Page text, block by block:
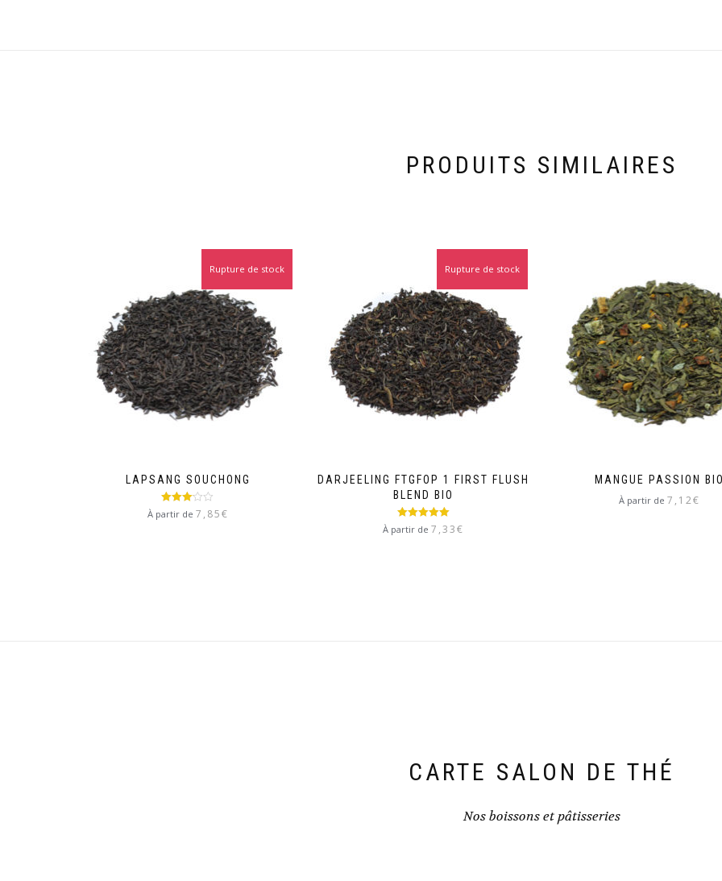
PRODUITS SIMILAIRES
LAPSANG SOUCHONG
Note
3.00
À partir de 7,85€
Rupture de stock
DARJEELING FTGFOP 1 FIRST FLUSH
BLEND BIO
Note5.00
sur 5
À partir de7,33€
Rupture de stock
MANGUE PASSION
À partir de 7,12€
CARTE SALON DE THÉ
Nos boissons et pâtisseries